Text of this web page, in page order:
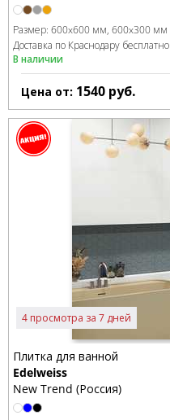
Размер: 600x600 мм 600x300 мм
Доставка по Краснодару бесплатно
В наличии
Цена от: 1540 руб.
4 просмотра за 7 дней
Плитка для ванной
Edelweiss
New Trend (Россия)